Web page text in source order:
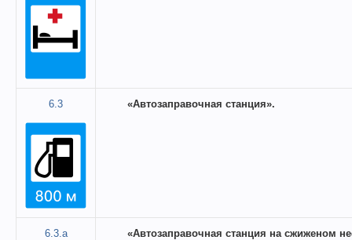
6.3 «Автозаправочная станция».
6.3.а «Автозаправочная станция на сжиженом